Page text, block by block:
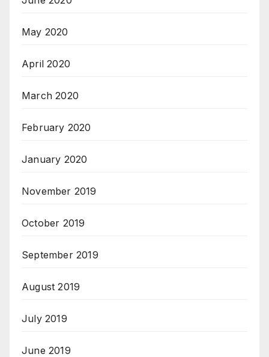
May 2020
April 2020
March 2020
February 2020
January 2020
November 2019
October 2019
September 2019
August 2019
July 2019
June 2019